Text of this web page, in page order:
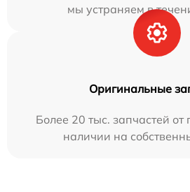
мы устраняем в
Оригинальные
Более 20 тыс. запчастей от
наличии на